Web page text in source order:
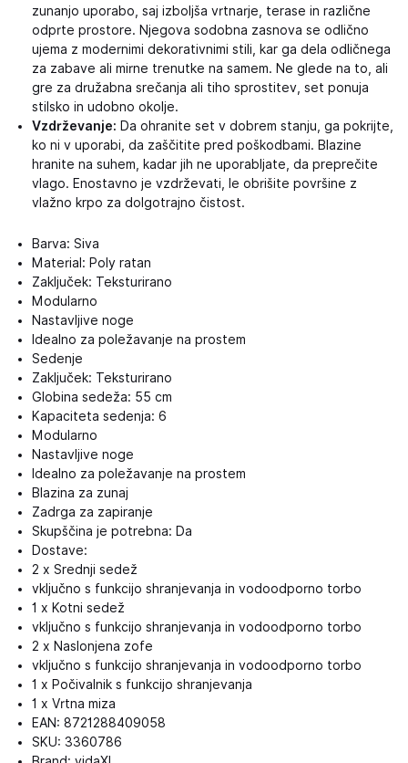
zunanjo uporabo, saj izboljša vrtnarje, terase in različne
odprte prostore. Njegova sodobna zasnova se odlično
ujema z modernimi dekorativnimi stili, kar ga dela odličnega
za zabave ali mirne trenutke na samem. Ne glede na to, ali
gre za družabna srečanja ali tiho sprostitev, set ponuja
stilsko in udobno okolje.
Vzdrževanje: Da ohranite set v dobrem stanju, ga pokrijte,
ko ni v uporabi, da zaščitite pred poškodbami. Blazine
hranite na suhem, kadar jih ne uporabljate, da preprečite
vlago. Enostavno je vzdrževati, le obrišite površine z
vlažno krpo za dolgotrajno čistost.
Barva: Siva
Material: Poly ratan
Zaključek: Teksturirano
Modularno
Nastavljive noge
Idealno za poležavanje na prostem
Sedenje
Zaključek: Teksturirano
Globina sedeža: 55 cm
Kapaciteta sedenja: 6
Modularno
Nastavljive noge
Idealno za poležavanje na prostem
Blazina za zunaj
Zadrga za zapiranje
Skupščina je potrebna: Da
Dostave:
2 x Srednji sedež
vključno s funkcijo shranjevanja in vodoodporno torbo
1 x Kotni sedež
vključno s funkcijo shranjevanja in vodoodporno torbo
2 x Naslonjena zofe
vključno s funkcijo shranjevanja in vodoodporno torbo
1 x Počivalnik s funkcijo shranjevanja
1 x Vrtna miza
EAN: 8721288409058
SKU: 3360786